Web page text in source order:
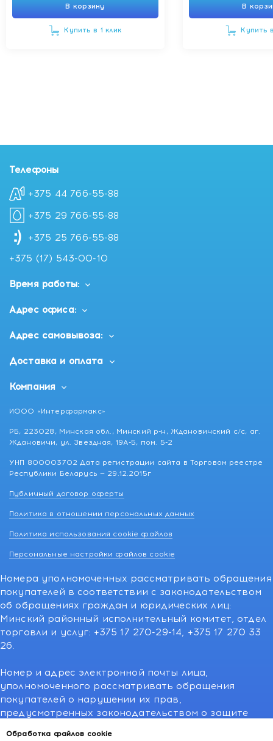
В корзину
Купить в 1 клик
В
Купить
Обработка файлов cookie
Телефоны
+375 44 766-55-88
+375 29 766-55-88
+375 25 766-55-88
+375 (17) 543-00-10
Время работы:
Адрес офиса:
Адрес самовывоза:
Доставка и оплата
Компания
ИООО «Интерфармакс»
РБ, 223028, Минская обл., Минский р-н, Ждановичский с/с, аг.
Ждановичи, ул. Звездная, 19А-5, пом. 5-2
УНП 800003702 Дата регистрации сайта в Торговом реестре
Республики Беларусь — 29.12.2015г
Публичный договор оферты
Политика в отношении персональных данных
Политика использования cookie файлов
Персональные настройки файлов cookie
Номера уполномоченных рассматривать обращения
покупателей в соответствии с законодательством
об обращениях граждан и юридических лиц:
Минский районный исполнительный комитет, отдел
торговли и услуг: +375 17 270-29-14, +375 17 270 33
26.
Номер и адрес электронной почты лица,
уполномоченного рассматривать обращения
покупателей о нарушении их прав,
предусмотренных законодательством о защите